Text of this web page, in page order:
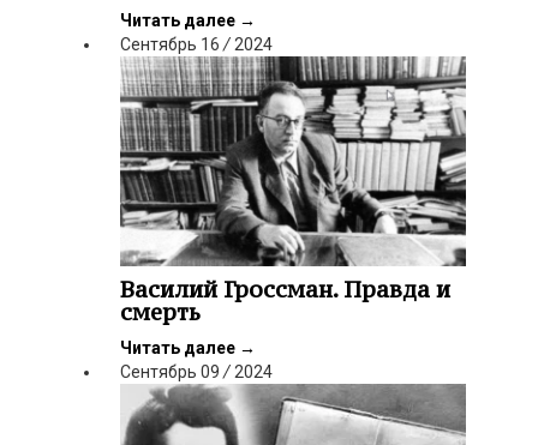
Читать далее →
Сентябрь 16 / 2024
Василий Гроссман. Правда и
смерть
Читать далее →
Сентябрь 09 / 2024